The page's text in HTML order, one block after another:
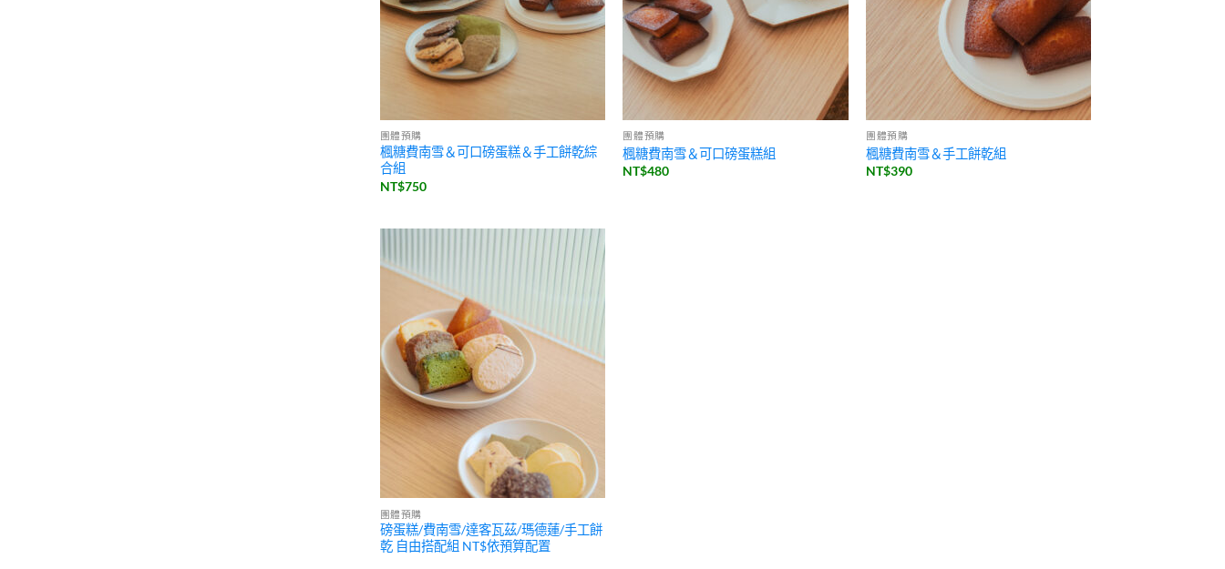
團體預購
楓糖費南雪＆可口磅蛋糕＆手工餅乾綜
合組
NT$750
團體預購
楓糖費南雪＆可口磅蛋糕組
NT$480
團體預購
楓糖費南雪＆手工餅乾組
NT$390
團體預購
磅蛋糕/費南雪/達客瓦茲/瑪德蓮/手工餅
乾 自由搭配組 NT$依預算配置